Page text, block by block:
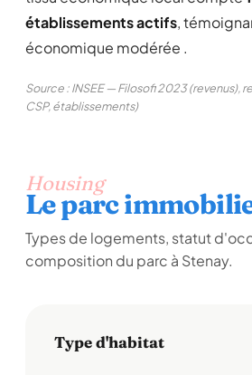
établissements actifs,
économique modérée .
Source : INSEE — Filosofi 2023 (revenus),
CSP, établissements)
Housing
Le parc
Types de logements, statut
composition du parc à Stenay.
Type d'habitat